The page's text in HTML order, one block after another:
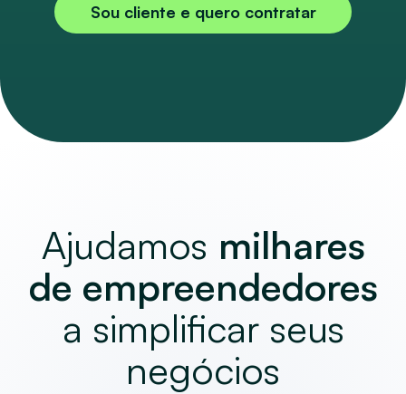
Sou cliente e quero contratar
Ajudamos milhares
de empreendedores
a simplificar seus
negócios